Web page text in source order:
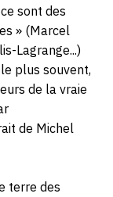
sont des
» (Marcel
Lagrange...)
plus souvent,
de la vraie
de Michel
terre des